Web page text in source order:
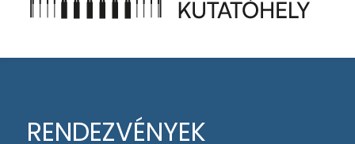
RENDEZVÉNYEK